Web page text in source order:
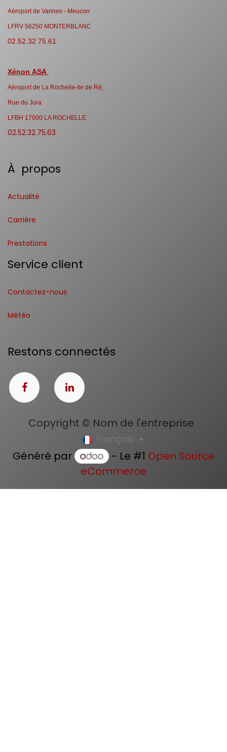
Aéroport de Vannes - Meucon
LFRV 56250 MONTERBLANC
02.52.32.75.61
Xénon ASA
Aéroport de La Rochelle-Ile de Ré,
Rue du Jura
LFBH 17000 LA ROCHELLE
02.52.32.75.63
À propos
Actualité
Carrière
Prestations
Service client
Contactez-nous
Météo
Restons connectés
Copyright © Nom de l'entreprise
Français
Généré par - Le #1 Open Source
eCommerce